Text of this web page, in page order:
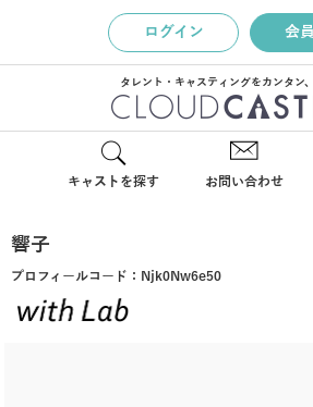
ログイン 会
タレント・キャスティングをカンタン
キャストを探す お問い合わせ
響子
プロフィールコード： Njk0Nw6e50